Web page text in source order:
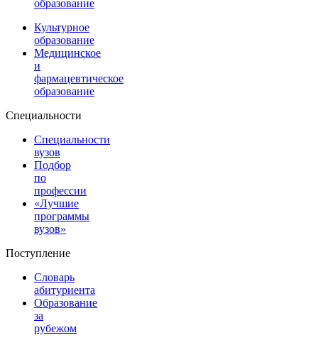
образование
Культурное
образование
Медицинское
и
фармацевтическое
образование
Специальности
Специальности
вузов
Подбор
по
профессии
«Лучшие
программы
вузов»
Поступление
Словарь
абитуриента
Образование
за
рубежом